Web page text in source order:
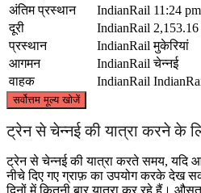
अंतिम प्रस्थान
IndianRail 11:24 pm
दूरी
IndianRail 2,153.16
प्रस्थान
IndianRail मुकेरियां
आगमन
IndianRail चेन्नई
वाहक
IndianRail
सर्वोत्तम मूल्य खोजें
Mukerian
©
ट्रेन से चेन्नई की यात्रा करने के
ट्रेन से चेन्नई की यात्रा करते समय, यदि
नीचे दिए गए ग्राफ़ का उपयोग करके देख
दिनों में कितनी बार यात्रा कर रहे हैं।